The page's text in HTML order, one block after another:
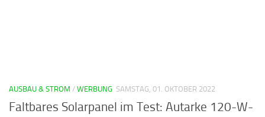
AUSBAU & STROM / WERBUNG SAMSTAG, 01. OKTOBER 2022
Faltbares Solarpanel im Test: Autarke 120-W-